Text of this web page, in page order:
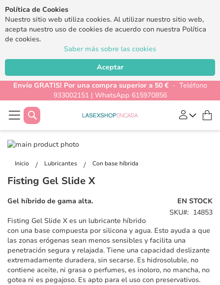
Política de Cookies
Nuestro sitio web utiliza cookies. Al utilizar nuestro sitio web,
acepta nuestro uso de cookies de acuerdo con nuestra Política
de cookies.
Saber más sobre las cookies
Aceptar
Envío GRATIS! Por una compra superior a 50 €- Teléfono
933002151 | WhatsApp 615970856
Buscar
Inicio Lubricantes Con base híbrida
Saltar
final
la
de
de
galería
imágenes
Fisting Gel Slide X
EN STOCK
SKU
14853
Gel híbrido de gama alta.
Fisting Gel Slide X es un lubricante híbrido
con una base compuesta por silicona y agua. Esto ayuda a que
las zonas erógenas sean menos sensibles y facilita una
penetración segura y relajada. Tiene una capacidad deslizante
extremadamente duradera, sin secarse. Es hidrosoluble, no
contiene aceite, ni grasa o perfumes, es inoloro, no mancha, no
gotea ni es pegajoso. Es apto para el uso con preservativos.